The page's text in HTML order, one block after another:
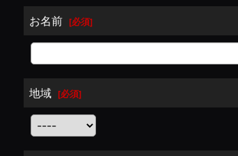
お名前 [必須]
地域 [必須]